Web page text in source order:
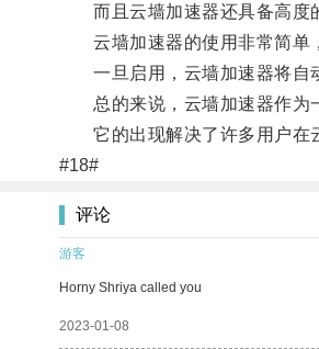
而且云墙加速器还具备高度的
云墙加速器的使用非常简单，
一旦启用，云墙加速器将自动
总的来说，云墙加速器作为一
它的出现解决了许多用户在云
#18#
评论
游客
Horny Shriya called you
2023-01-08